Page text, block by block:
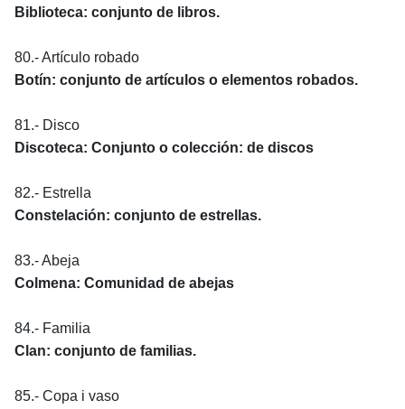
Biblioteca: conjunto de libros.
80.- Artículo robado
Botín: conjunto de artículos o elementos robados.
81.- Disco
Discoteca: Conjunto o colección: de discos
82.- Estrella
Constelación: conjunto de estrellas.
83.- Abeja
Colmena: Comunidad de abejas
84.- Familia
Clan: conjunto de familias.
85.- Copa i vaso